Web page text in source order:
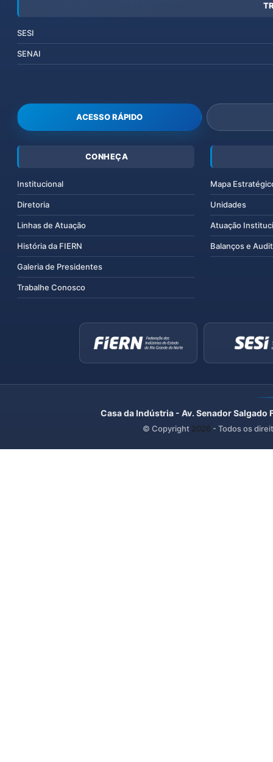
SESI
SENAI
ACESSO RÁPIDO
CONHEÇA
Institucional
Diretoria
Linhas de Atuação
História da FIERN
Galeria de Presidentes
Trabalhe Conosco
Mapa
Unidades
Atuação
Balanços e
Casa da Indústria - Av. Senador
© Copyright 2026 - Todos os